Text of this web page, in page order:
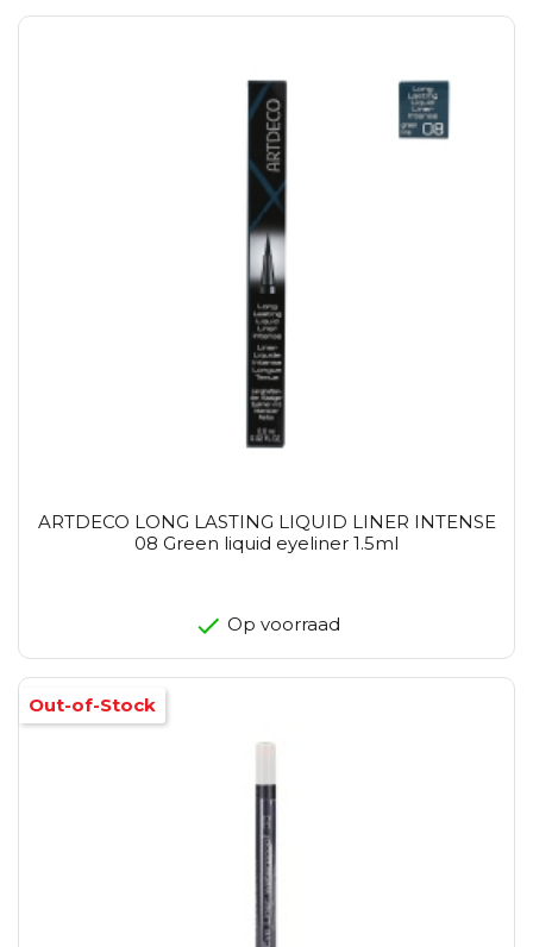
ARTDECO LONG LASTING LIQUID LINER INTENSE
08 Green liquid eyeliner 1.5ml
Op voorraad
Out-of-Stock